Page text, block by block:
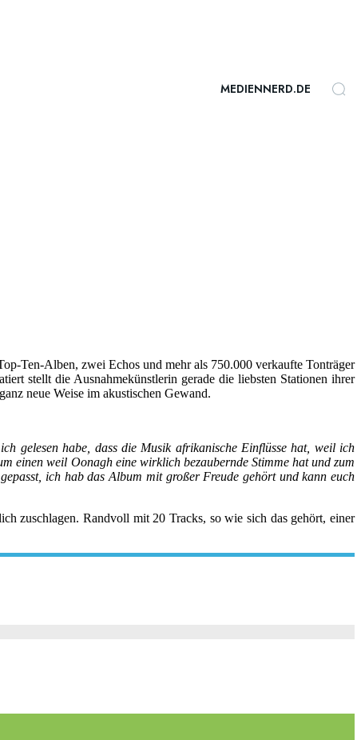
MEDIENNERD.DE
Ten-Alben, zwei Echos und mehr als 750.000 verkaufte Tonträger
stellt die Ausnahmekünstlerin gerade die liebsten Stationen ihrer
neue Weise im akustischen Gewand.
gelesen habe, dass die Musik afrikanische Einflüsse hat, weil ich
einen weil Oonagh eine wirklich bezaubernde Stimme hat und zum
ich hab das Album mit großer Freude gehört und kann euch
zuschlagen. Randvoll mit 20 Tracks, so wie sich das gehört, einer